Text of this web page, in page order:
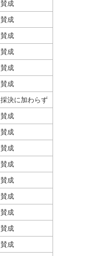
賛成
賛成
賛成
賛成
賛成
賛成
採決に加わらず
賛成
賛成
賛成
賛成
賛成
賛成
賛成
賛成
賛成